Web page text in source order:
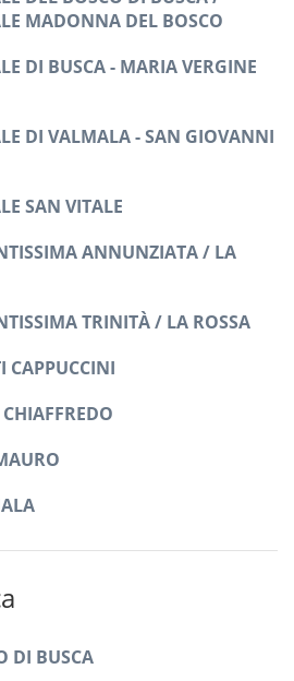
MADONNA DEL BOSCO
DI BUSCA - MARIA VERGINE
DI VALMALA - SAN GIOVANNI
SAN VITALE
ANNUNZIATA / LA
TRINITÀ / LA ROSSA
CAPPUCCINI
DI BUSCA